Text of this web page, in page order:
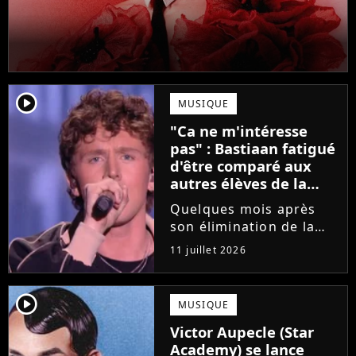
player2 MUSIQUE
"Ca ne m'intéresse
pas" : Bastiaan fatigué
d'être comparé aux
autres élèves de la
Star Academy
Quelques mois après
son élimination de la
Star Academy, Bastiaan
tente de lancer sa
carrière dans la
musique. Et pour ça, le
chanteur a récemment
dévoilé "Château", son
premier single....
11 juillet 2026
player2 MUSIQUE
Victor Aupecle (Star
Academy) se lance